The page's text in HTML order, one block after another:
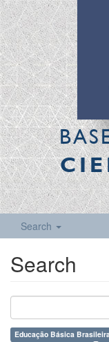
Search
Search
Educação Básica